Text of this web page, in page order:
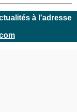
à l'adresse